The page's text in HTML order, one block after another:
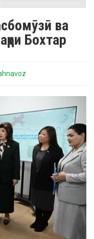
ва
Бохтар